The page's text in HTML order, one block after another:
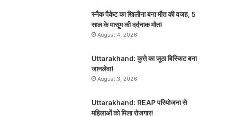
स्नैक पैकेट का खिलौना बना मौत की वजह, 5
साल के मासूम की दर्दनाक मौत!
August 4, 2026
Uttarakhand: कुत्ते का जूठा बिस्किट बना
जानलेवा!
August 3, 2026
Uttarakhand: REAP परियोजना से
महिलाओं को मिला रोजगार!